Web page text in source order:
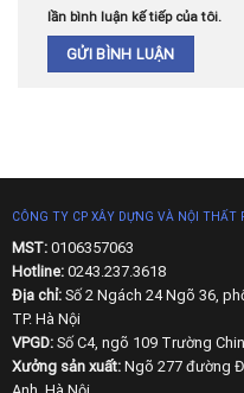
lần bình luận kế tiếp của tôi.
CÔNG TY CP XÂY DỰNG VÀ NỘI THẤT
MST: 0106357063
Hotline:0243.237.3618
Địa chỉ:Số 2 Ngách 24 Ngõ 36,
TP. Hà Nội
VPGD:Số C4, ngõ 109 Trường
Xưởng sản xuất:Ngõ 277 đường